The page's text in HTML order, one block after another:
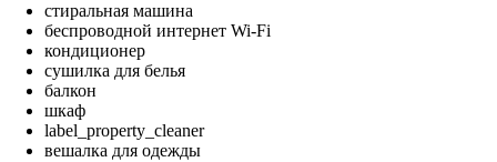
стиральная машина
беспроводной интернет Wi-Fi
кондиционер
сушилка для белья
балкон
шкаф
label_property_cleaner
вешалка для одежды